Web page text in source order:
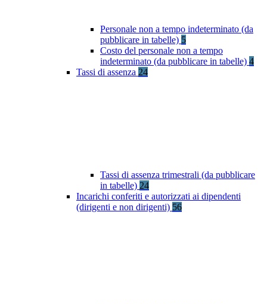
Personale non a tempo indeterminato (da
pubblicare in tabelle) 5
Costo del personale non a tempo
indeterminato (da pubblicare in tabelle) 4
Tassi di assenza 24
Tassi di assenza trimestrali (da pubblicare
in tabelle) 24
Incarichi conferiti e autorizzati ai dipendenti
(dirigenti e non dirigenti) 56